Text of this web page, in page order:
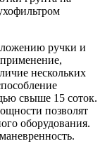
ручки и
нескольких
свыше 15 соток.
позволят
оборудования.